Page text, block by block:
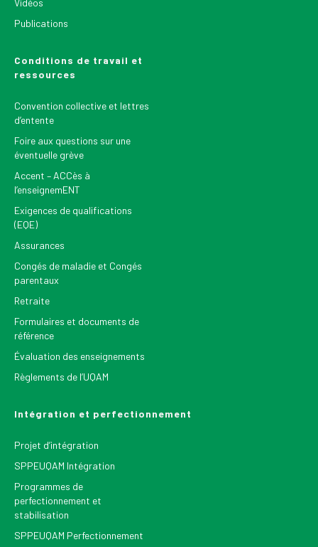
Vidéos
Publications
Conditions de travail et
ressources
Convention collective et lettres
d’entente
Foire aux questions sur une
éventuelle grève
Accent – ACCès à
l’enseignemENT
Exigences de qualifications
(EQE)
Assurances
Congés de maladie et Congés
parentaux
Retraite
Formulaires et documents de
référence
Évaluation des enseignements
Règlements de l’UQAM
Intégration et perfectionnement
Projet d’intégration
SPPEUQAM Intégration
Programmes de
perfectionnement et
stabilisation
SPPEUQAM Perfectionnement